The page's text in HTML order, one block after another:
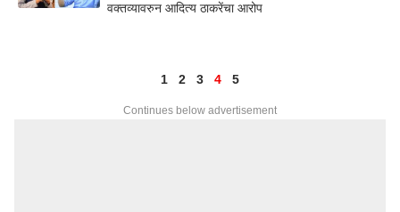
वक्तव्यावरुन आदित्य ठाकरेंचा आरोप
1 2 3 4 5
Continues below advertisement